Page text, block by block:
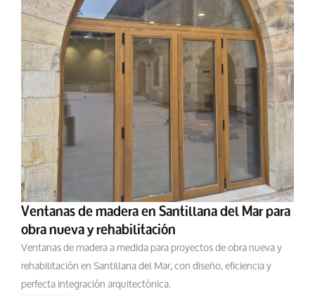
Ventanas de madera en Santillana del Mar para
obra nueva y rehabilitación
Ventanas de madera a medida para proyectos de obra nueva y
rehabilitación en Santillana del Mar, con diseño, eficiencia y
perfecta integración arquitectónica.